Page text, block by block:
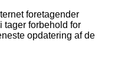
foretagender
tager forbehold for
opdatering af de